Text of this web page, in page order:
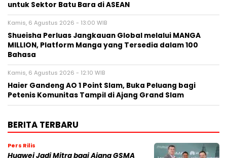
untuk Sektor Batu Bara di ASEAN
Kamis, 6 Agustus 2026 - 13:00 WIB
Shueisha Perluas Jangkauan Global melalui MANGA
MILLION, Platform Manga yang Tersedia dalam 100
Bahasa
Kamis, 6 Agustus 2026 - 12:10 WIB
Haier Gandeng AO 1 Point Slam, Buka Peluang bagi
Petenis Komunitas Tampil di Ajang Grand Slam
BERITA TERBARU
Pers Rilis
Huawei Jadi Mitra bagi Ajang GSMA